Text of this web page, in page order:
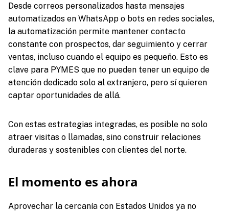
Desde correos personalizados hasta mensajes
automatizados en WhatsApp o bots en redes sociales,
la automatización permite mantener contacto
constante con prospectos, dar seguimiento y cerrar
ventas, incluso cuando el equipo es pequeño. Esto es
clave para PYMES que no pueden tener un equipo de
atención dedicado solo al extranjero, pero sí quieren
captar oportunidades de allá.
Con estas estrategias integradas, es posible no solo
atraer visitas o llamadas, sino construir relaciones
duraderas y sostenibles con clientes del norte.
El momento es ahora
Aprovechar la cercanía con Estados Unidos ya no